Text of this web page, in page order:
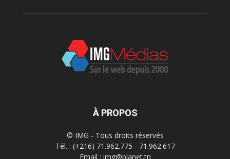
À PROPOS
© IMG - Tous droits réservés
Tél. : (+216) 71.962.775 - 71.962.617
Email : img@planet.tn